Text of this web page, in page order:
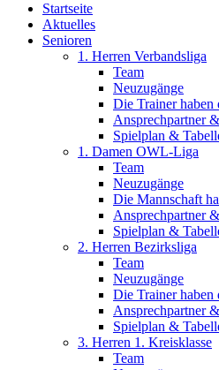
Startseite
Aktuelles
Senioren
1. Herren Verbandsliga
Team
Neuzugänge
Die Trainer haben
Ansprechpartner
Spielplan &
1. Damen OWL-Liga
Team
Neuzugänge
Die Mannschaft
Ansprechpartner
Spielplan &
2. Herren Bezirksliga
Team
Neuzugänge
Die Trainer haben
Ansprechpartner
Spielplan &
3. Herren 1. Kreisklasse
Team